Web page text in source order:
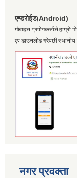
एण्डरोईड(Android)
मोबाइल प्रयोगकर्ताले हाम्रो
एप डाउनलोड गरेपछी स्थानीय
नगर प्रवक्ता